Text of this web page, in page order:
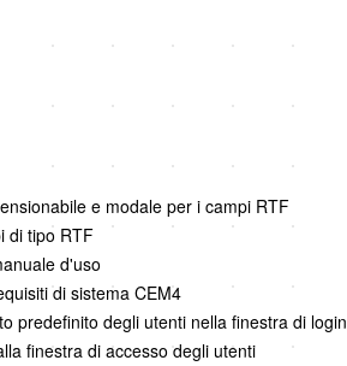
e modale per i campi RTF
di tipo RTF
d'uso
di sistema CEM4
predefinito degli utenti nella finestra di login
finestra di accesso degli utenti